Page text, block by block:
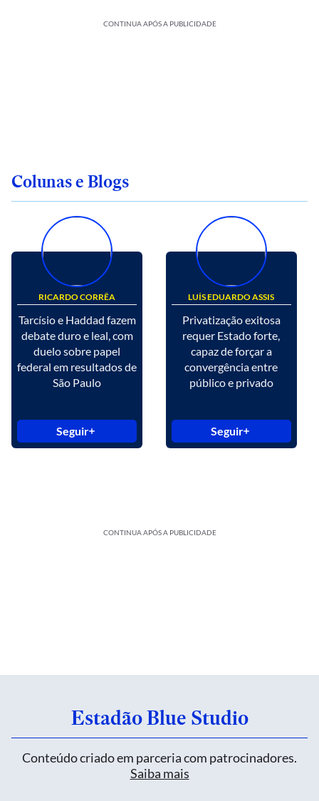
CONTINUA APÓS A PUBLICIDADE
Colunas e Blogs
RICARDO CORRÊA
Tarcísio e Haddad fazem
debate duro e leal, com
duelo sobre papel
federal em resultados de
São Paulo
Seguir
LUÍS EDUARDO ASSIS
Privatização exitosa
requer Estado forte,
capaz de forçar a
convergência entre
público e privado
Seguir
CONTINUA APÓS A PUBLICIDADE
Estadão Blue Studio
Conteúdo criado em parceria com patrocinadores.
Saiba mais